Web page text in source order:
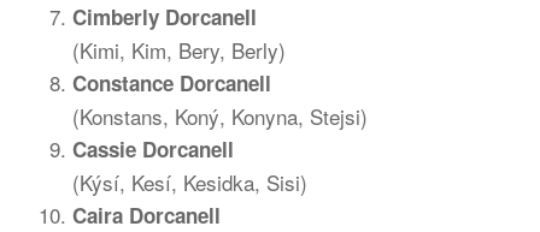
Cimberly Dorcanell
(Kimi, Kim, Bery, Berly)
Constance Dorcanell
(Konstans, Koný, Konyna, Stejsi)
Cassie Dorcanell
(Kýsí, Kesí, Kesidka, Sisi)
Caira Dorcanell